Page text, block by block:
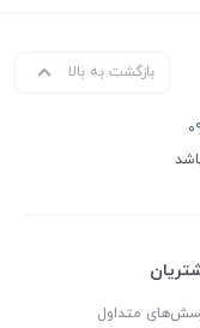
بازگشت به بالا
متداول